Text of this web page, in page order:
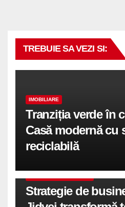
TREBUIE SA VEZI SI:
IMOBILIARE
Tranziția verde în
Casă modernă cu
reciclabilă
Strategie de